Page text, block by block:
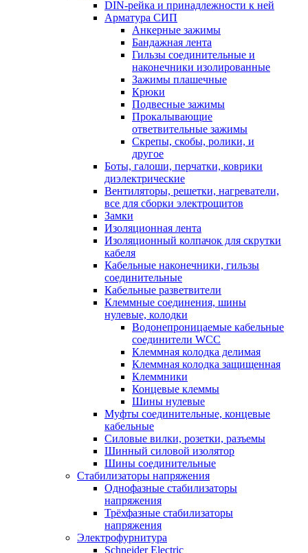
DIN-рейка и принадлежности к ней
Арматура СИП
Анкерные зажимы
Бандажная лента
Гильзы соединительные и
наконечники изолированные
Зажимы плашечные
Крюки
Подвесные зажимы
Прокалывающие
ответвительные зажимы
Скрепы, скобы, ролики, и
другое
Боты, галоши, перчатки, коврики
диэлектрические
Вентиляторы, решетки, нагреватели,
все для сборки электрощитов
Замки
Изоляционная лента
Изоляционный колпачок для скрутки
кабеля
Кабельные наконечники, гильзы
соединительные
Кабельные разветвители
Клеммные соединения, шины
нулевые, колодки
Водонепроницаемые кабельные
соединители WCC
Клеммная колодка делимая
Клеммная колодка защищенная
Клеммники
Концевые клеммы
Шины нулевые
Муфты соединительные, концевые
кабельные
Силовые вилки, розетки, разъемы
Шинный силовой изолятор
Шины соединительные
Стабилизаторы напряжения
Однофазные стабилизаторы
напряжения
Трёхфазные стабилизаторы
напряжения
Электрофурнитура
Schneider Electric